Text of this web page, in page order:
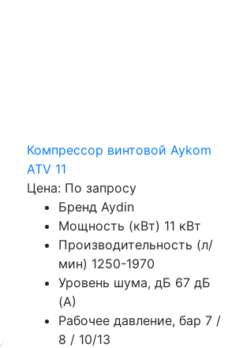
Компрессор винтовой Aykom
ATV 11
Цена: По запросу
Бренд Aydin
Мощность (кВт) 11 кВт
Производительность (л/
мин) 1250-1970
Уровень шума, дБ 67 дБ
(А)
Рабочее давление, бар 7 /
8 / 10/13